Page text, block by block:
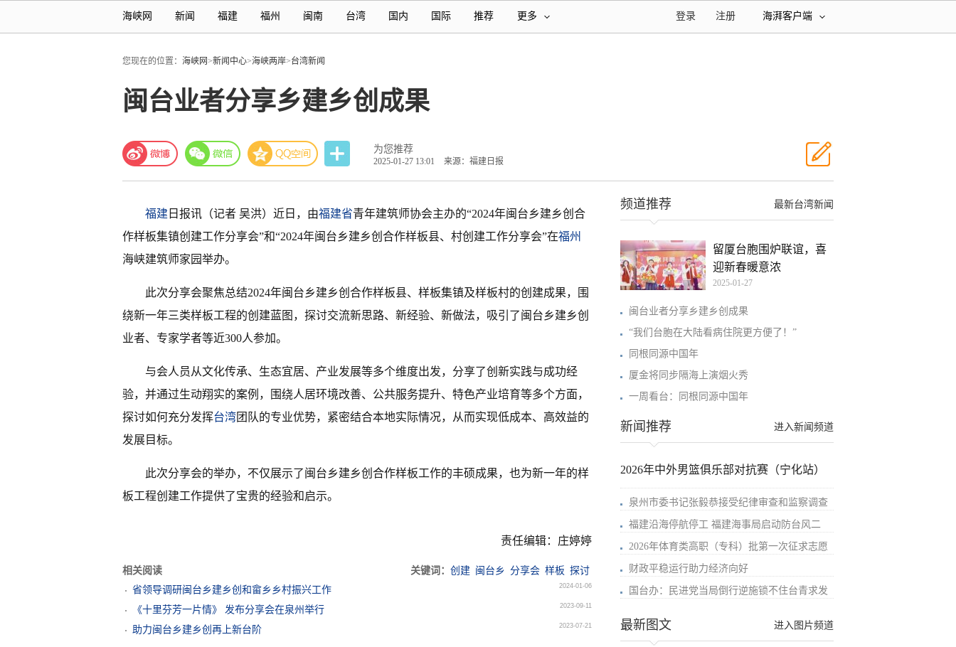
海峡网 新闻 福建 福州 闽南 台湾 国内 国际 推荐 更多 海湃客户端
注册
登录
您现在的位置： 海峡网>新闻中心>海峡两岸>台湾新闻
闽台业者分享乡建乡创成果
为您推荐
2025-01-27 13:01 来源：福建日报
福建 日报讯（记者 吴洪）近日，由福建省青年建筑师协会主办的“2024年闽台乡建乡创合
作样板集镇创建工作分享会”和“2024年闽台乡建乡创合作样板县、村创建工作分享会”在福州
海峡建筑师家园举办。
此次分享会聚焦总结2024年闽台乡建乡创合作样板县、样板集镇及样板村的创建成果，围
绕新一年三类样板工程的创建蓝图，探讨交流新思路、新经验、新做法，吸引了闽台乡建乡创
业者、专家学者等近300人参加。
与会人员从文化传承、生态宜居、产业发展等多个维度出发，分享了创新实践与成功经
验，并通过生动翔实的案例，围绕人居环境改善、公共服务提升、特色产业培育等多个方面，
探讨如何充分发挥台湾团队的专业优势，紧密结合本地实际情况，从而实现低成本、高效益的
发展目标。
此次分享会的举办，不仅展示了闽台乡建乡创合作样板工作的丰硕成果，也为新一年的样
板工程创建工作提供了宝贵的经验和启示。
责任编辑：庄婷婷
相关阅读 关键词： 创建 闽台乡 分享会 样板 探讨
省领导调研闽台乡建乡创和畲乡乡村振兴工作
2024-01-06
《十里芬芳一片情》 发布分享会在泉州举行 2023-09-11
助力闽台乡建乡创再上新台阶 2023-07-21
最新台湾新闻
频道推荐
留厦台胞围炉联谊，喜
迎新春暖意浓
2025-01-27
闽台业者分享乡建乡创成果
“我们台胞在大陆看病住院更方便了！”
同根同源中国年
厦金将同步隔海上演烟火秀
一周看台：同根同源中国年
进入新闻频道
新闻推荐
2026年中外男篮俱乐部对抗赛（宁化站）
泉州市委书记张毅恭接受纪律审查和监察调查
福建沿海停航停工 福建海事局启动防台风二
2026年体育类高职（专科）批第一次征求志愿
财政平稳运行助力经济向好
国台办：民进党当局倒行逆施锁不住台青求发
进入图片频道
最新图文